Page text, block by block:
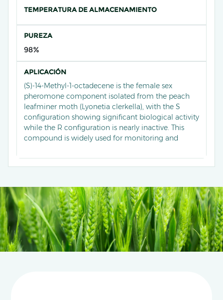
TEMPERATURA DE ALMACENAMIENTO
PUREZA
98%
APLICACIÓN
(S)-14-Methyl-1-octadecene is the female sex
pheromone component isolated from the peach
leafminer moth (Lyonetia clerkella), with the S
configuration showing significant biological activity
while the R configuration is nearly inactive. This
compound is widely used for monitoring and
traps baited with this pheromone in peach
orchards effectively capture male moths, with the
and 1.0 mg lures, which outperform other trap
types in moth capture rates.